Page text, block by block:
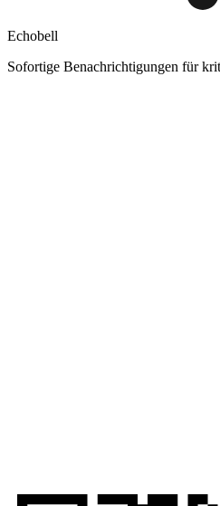
Echobell
Sofortige Benachrichtigungen für